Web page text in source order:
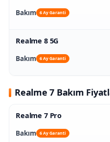
Bakım 6 Ay Garanti
Realme 8 5G
Bakım 6 Ay Garanti
Realme 7 Bakım
Realme 7 Pro
Bakım 6 Ay Garanti